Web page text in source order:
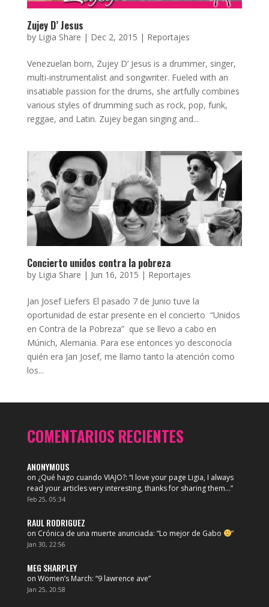
Zujey D’ Jesus
by Ligia Share | Dec 2, 2015 | Reportajes
Venezuelan born, Zujey D’ Jesus is a drummer, singer,
multi-instrumentalist and songwriter. Fueled with an
insatiable passion for the drums, she artfully combines
various styles of drumming such as rock, pop, funk,
reggae, and Latin. Zujey began singing and...
Concierto unidos contra la pobreza
by Ligia Share | Jun 16, 2015 | Reportajes
Jan Josef Liefers El pasado 7 de Junio tuve la
oportunidad de estar presente en el concierto “Unidos
en Contra de la Pobreza” que se llevo a cabo en
Múnich, Alemania. Para ese entonces yo desconocía
quién era Jan Josef, me llamo tanto la atención como
los...
COMENTARIOS RECIENTES
ANONYMOUS
on ¿Qué hago cuando VIAJO?: “I love your page Ligia, I always
read your articles very interesting, thanks for sharing them…”
Feb 25, 05:34
RAUL RODRIGUEZ
on Crónica de una muerte anunciada: “Lo mejor de Gabo ”
Jan 30, 22:56
MEG SHARPLEY
on Women’s March: “9 lawrence ave”
Jan 25, 20:58